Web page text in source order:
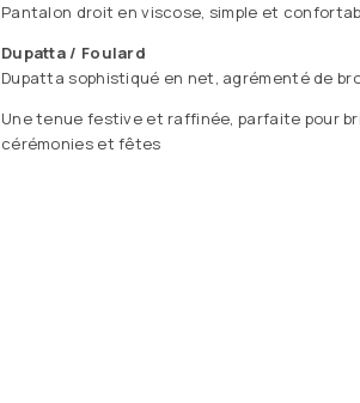
Pantalon droit en viscose, simple et
Dupatta / Foulard
Dupatta sophistiqué en net, agrémenté de
Une tenue festive et raffinée, parfaite pour
cérémonies et fêtes